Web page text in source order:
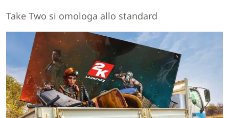
Take Two si omologa allo standard